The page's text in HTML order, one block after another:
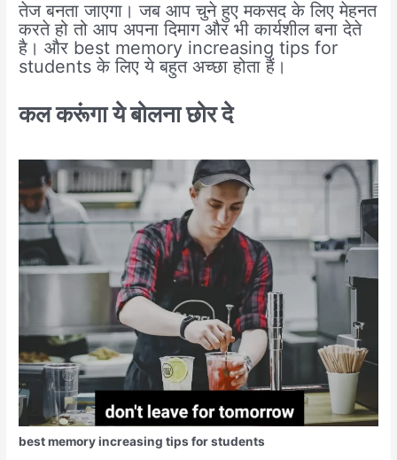
तेज बनता जाएगा। जब आप चुने हुए मकसद के लिए मेहनत
करते हो तो आप अपना दिमाग और भी कार्यशील बना देते
है। और best memory increasing tips for
students के लिए ये बहुत अच्छा होता हैं।
कल करूंगा ये बोलना छोर दे
best memory increasing tips for students